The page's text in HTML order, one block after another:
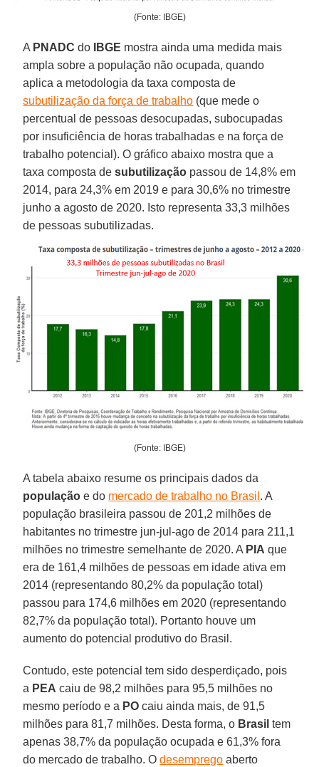
(Fonte: IBGE)
A PNADC do IBGE mostra ainda uma medida mais
ampla sobre a população não ocupada, quando
aplica a metodologia da taxa composta de
subutilização da força de trabalho (que mede o
percentual de pessoas desocupadas, subocupadas
por insuficiência de horas trabalhadas e na força de
trabalho potencial). O gráfico abaixo mostra que a
taxa composta desubutilização passou de 14,8% em
2014, para 24,3% em 2019 e para 30,6% no trimestre
junho a agosto de 2020. Isto representa 33,3 milhões
de pessoas subutilizadas.
(Fonte: IBGE)
A tabela abaixo resume os principais dados da
população e do mercado de trabalho no Brasil . A
população brasileira passou de 201,2 milhões de
habitantes no trimestre jun-jul-ago de 2014 para 211,1
milhões no trimestre semelhante de 2020. A PIA que
era de 161,4 milhões de pessoas em idade ativa em
2014 (representando 80,2% da população total)
passou para 174,6 milhões em 2020 (representando
82,7% da população total). Portanto houve um
aumento do potencial produtivo do Brasil.
Contudo, este potencial tem sido desperdiçado, pois
a PEA caiu de 98,2 milhões para 95,5 milhões no
mesmo período e a PO caiu ainda mais, de 91,5
milhões para 81,7 milhões. Desta forma, o Brasil tem
apenas 38,7% da população ocupada e 61,3% fora
do mercado de trabalho. Odesemprego aberto